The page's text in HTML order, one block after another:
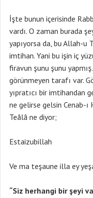
İşte bunun içerisinde
vardı. O zaman burada
yapıyorsa da, bu Allah-u
imtihan. Yani bu işin iç
firavun şunu şunu
görünmeyen tarafı var.
yıpratıcı bir imtihandan
ne gelirse gelsin Cenab-ı
Teâlâ ne diyor;
Estaizubillah
Ve ma teşaune illa ey
“Siz herhangi bir şeyi